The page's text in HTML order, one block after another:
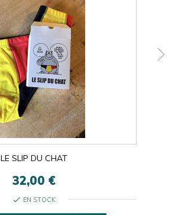
LE SLIP DU CHAT
32,00 €
check EN STOCK